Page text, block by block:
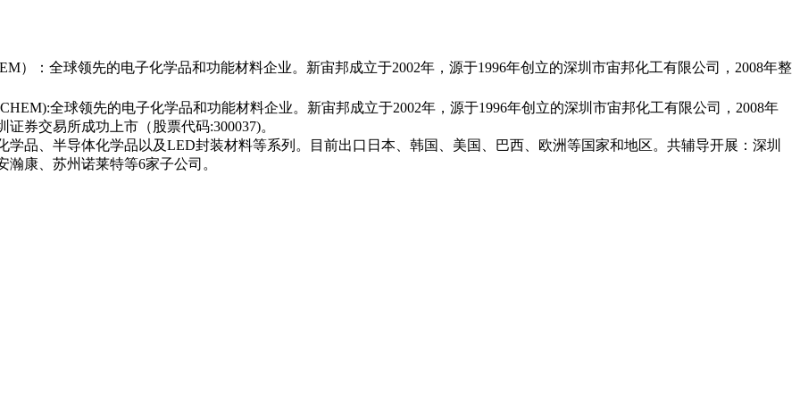
）：全球领先的电子化学品和功能材料企业。新宙邦成立于2002年，源于1996年创立的深圳市宙邦化工有限公司，2008年整
全球领先的电子化学品和功能材料企业。新宙邦成立于2002年，源于1996年创立的深圳市宙邦化工有限公司，2008年
券交易所成功上市（股票代码:300037)。
、半导体化学品以及LED封装材料等系列。目前出口日本、韩国、美国、巴西、欧洲等国家和地区。共辅导开展：深圳
康、苏州诺莱特等6家子公司。